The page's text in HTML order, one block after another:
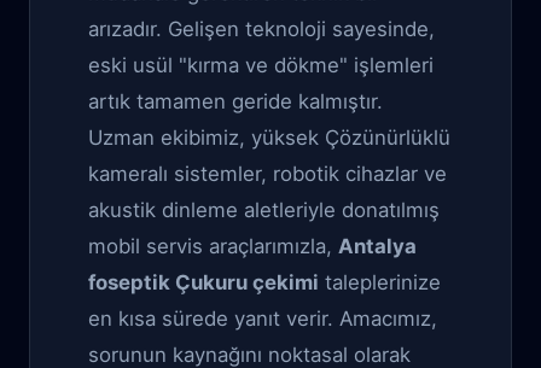
arızadır. Gelişen teknoloji sayesinde,
eski usül "kırma ve dökme" işlemleri
artık tamamen geride kalmıştır.
Uzman ekibimiz, yüksek Çözünürlüklü
kameralı sistemler, robotik cihazlar ve
akustik dinleme aletleriyle donatılmış
mobil servis araçlarımızla, Antalya
foseptik Çukuru çekimi taleplerinize
en kısa sürede yanıt verir. Amacımız,
sorunun kaynağını noktasal olarak